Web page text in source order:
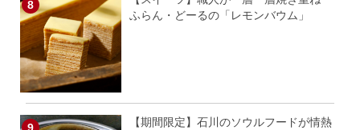
ふらん・どーるの「レモンバウム」
【期間限定】石川のソウルフードが情熱